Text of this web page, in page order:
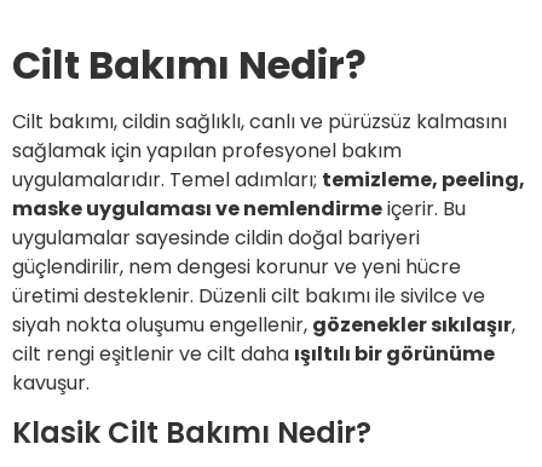
Cilt Bakımı Nedir?
Cilt bakımı, cildin sağlıklı, canlı ve pürüzsüz kalmasını
sağlamak için yapılan profesyonel bakım
uygulamalarıdır. Temel adımları; temizleme, peeling,
maske uygulaması ve nemlendirmeiçerir. Bu
uygulamalar sayesinde cildin doğal bariyeri
güçlendirilir, nem dengesi korunur ve yeni hücre
üretimi desteklenir. Düzenli cilt bakımı ile sivilce ve
siyah nokta oluşumu engellenir, gözenekler sıkılaşır,
cilt rengi eşitlenir ve cilt daha ışıltılı bir görünüme
kavuşur.
Klasik Cilt Bakımı Nedir?